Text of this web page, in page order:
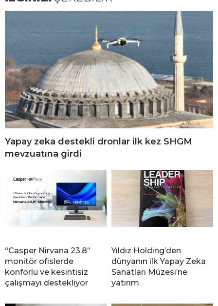
Yapay zeka destekli dronlar ilk kez SHGM
mevzuatına girdi
“Casper Nirvana 23.8’’
monitör ofislerde
konforlu ve kesintisiz
çalışmayı destekliyor
Yıldız Holding’den
dünyanın ilk Yapay Zeka
Sanatları Müzesi’ne
yatırım